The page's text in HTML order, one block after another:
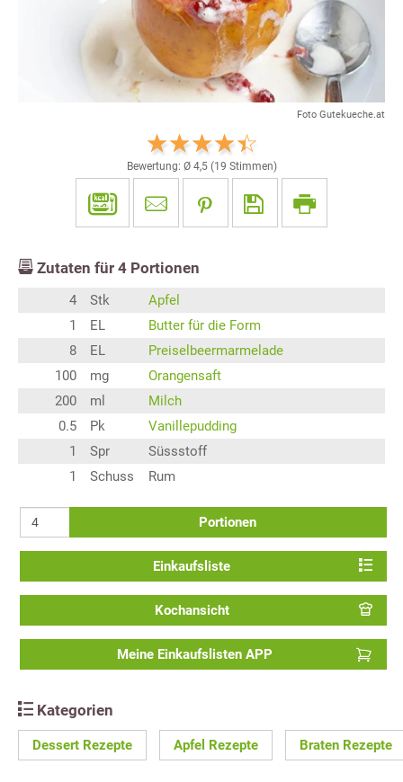
Foto Gutekueche.at
Bewertung: Ø 4,5(19 Stimmen)
Zutaten für 4 Portionen
4 Stk
Apfel
1
EL
Butter für die Form
8
EL
Preiselbeermarmelade
100
mg
Orangensaft
200
ml
Milch
0.5
Pk
Vanillepudding
1
Spr
Süssstoff
1
Schuss Rum
Portionen
Einkaufsliste
Kochansicht
Meine Einkaufslisten APP
Kategorien
Dessert Rezepte Apfel Rezepte Braten Rezepte